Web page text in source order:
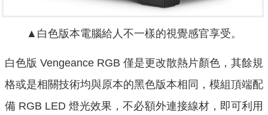
▲白色版本電腦給人不一樣的視覺感官享受。
白色版 Vengeance RGB 僅是更改散熱片顏色，其餘規
格或是相關技術均與原本的黑色版本相同，模組頂端配
備 RGB LED 燈光效果，不必額外連接線材，即可利用